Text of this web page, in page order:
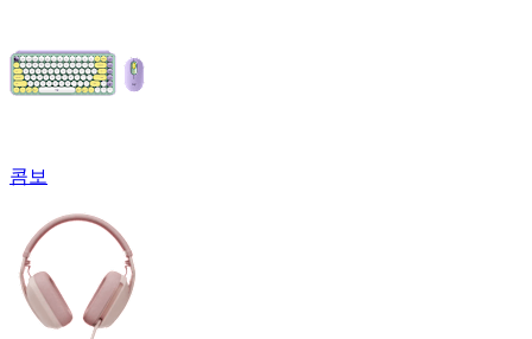
콤보